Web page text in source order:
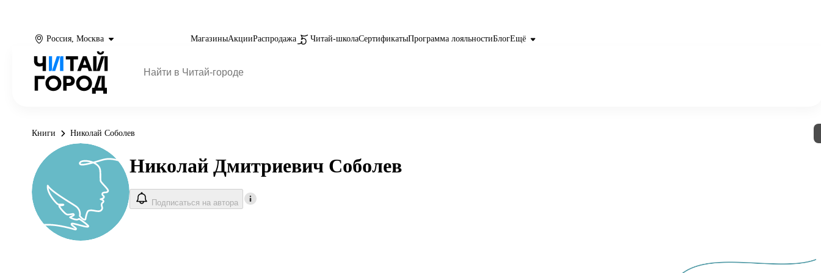
Россия, Москва МагазиныАкцииРаспродажа Читай-школаСертификатыПрограмма лояльностиБлогЕщё
Книги Николай Соболев
Николай Дмитриевич Соболев
Подписаться на автора